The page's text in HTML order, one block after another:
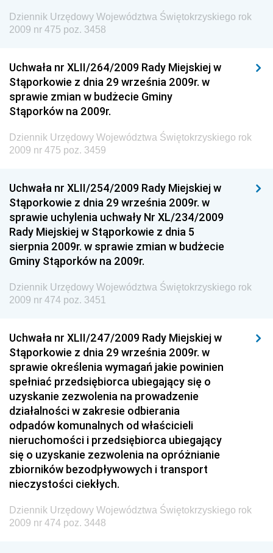
Dziennik Urzędowy Unii Europejskiej, L
Dziennik Urzędowy Ministerstwa Przemysłu
Chemicznego i Lekkiego
Dziennik Urzędowy Ministerstwa Rolnictwa i
Gospodarki Żywnościowej
Dziennik Urzędowy Ministra Rodziny, Pracy i Polityki
Społecznej
Dziennik Urzędowy Ministra Rozwoju
Dziennik Urzędowy Ministra Infrastruktury i
Budownictwa
Dziennik Urzędowy Ministra Gospodarki Morskiej i
Żeglugi Śródlądowej
Dziennik Urzędowy Ministra Energii
Dziennik Urzędowy Ministra Finansów
Dziennik Urzędowy Ministra Rozwoju i Finansów
Dziennik Urzędowy Wyższego Urzędu Górniczego
Dziennik Urzędowy Prezesa Urzędu Transportu
Kolejowego
Dziennik Urzędowy Ministra Przedsiębiorczości i
Technologii
Dziennik Urzędowy Ministra Inwestycji i Rozwoju
Dziennik Urzędowy Naczelnego Dyrektora Archiwów
Państwowych
Dziennik Urzędowy Ministra Finansów, Inwestycji i
Rozwoju
Dziennik Urzędowy Województwa Świętokrzyskiego rok
2009 nr 475 poz. 3458
Uchwała nr XLII/264/2009 Rady Miejskiej w
Stąporkowie z dnia 29 września 2009r. w
sprawie zmian w budżecie Gminy
Stąporków na 2009r.
Dziennik Urzędowy Województwa Świętokrzyskiego rok
2009 nr 475 poz. 3459
Uchwała nr XLII/254/2009 Rady Miejskiej w
Stąporkowie z dnia 29 września 2009r. w
sprawie uchylenia uchwały Nr XL/234/2009
Rady Miejskiej w Stąporkowie z dnia 5
sierpnia 2009r. w sprawie zmian w budżecie
Gminy Stąporków na 2009r.
Dziennik Urzędowy Województwa Świętokrzyskiego rok
2009 nr 474 poz. 3451
Uchwała nr XLII/247/2009 Rady Miejskiej w
Stąporkowie z dnia 29 września 2009r. w
sprawie określenia wymagań jakie powinien
spełniać przedsiębiorca ubiegający się o
uzyskanie zezwolenia na prowadzenie
działalności w zakresie odbierania
odpadów komunalnych od właścicieli
nieruchomości i przedsiębiorca ubiegający
się o uzyskanie zezwolenia na opróżnianie
zbiorników bezodpływowych i transport
nieczystości ciekłych.
Dziennik Urzędowy Województwa Świętokrzyskiego rok
2009 nr 474 poz. 3448